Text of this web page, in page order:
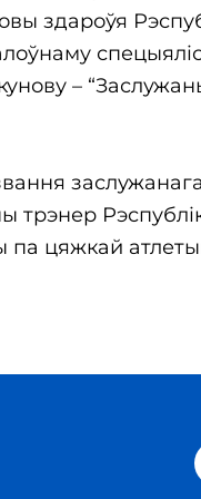
здароўя
–
трэнер
па цяжкай